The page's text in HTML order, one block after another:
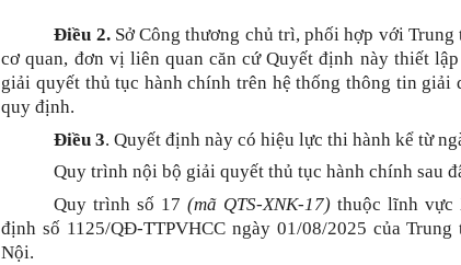
Điều 2. Sở Công thương chủ trì, phối hợp với
cơ quan, đơn vị liên quan căn cứ Quyết định này thiết
giải quyết thủ tục hành chính trên hệ thống thông tin giải
quy định.
Điều 3. Quyết định này có hiệu lực thi hành kể từ
Quy trình nội bộ giải quyết thủ tục hành chính sau
Quy trình số 17(mã QTS-XNK-17)thuộc lĩnh vực
định số 1125/QĐ-TTPVHCC ngày 01/08/2025 của
Nội.